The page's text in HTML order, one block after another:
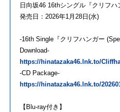
日向坂46 16thシングル『クリフハ
発売日：2026年1月28日(水)
-16th Single『クリフハンガー
Download-
https://hinatazaka46.lnk.to/
-CD Package-
https://hinatazaka46.lnk.to/
【Blu-ray付き】